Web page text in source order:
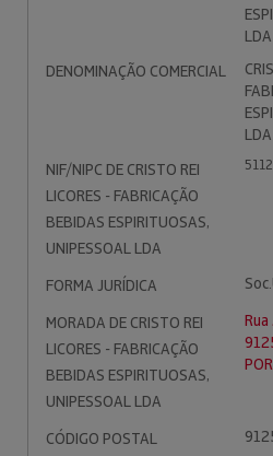
LDA
DENOMINAÇÃO COMERCIAL
LDA
NIF/NIPC DE CRISTO REI
LICORES - FABRICAÇÃO
BEBIDAS ESPIRITUOSAS,
UNIPESSOAL LDA
FORMA JURÍDICA
MORADA DE CRISTO REI
LICORES - FABRICAÇÃO
BEBIDAS ESPIRITUOSAS,
UNIPESSOAL LDA
CÓDIGO POSTAL